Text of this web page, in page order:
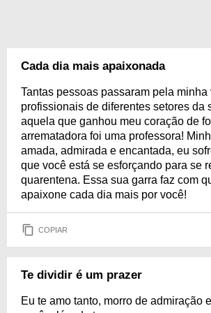
Cada dia mais apaixonada
Tantas pessoas passaram pela minha
profissionais de diferentes setores da
aquela que ganhou meu coração de
arrematadora foi uma professora!
amada, admirada e encantada, eu
que você está se esforçando para se
quarentena. Essa sua garra faz com
apaixone cada dia mais por você!
COPIAR
Te dividir é um prazer
Eu te amo tanto, morro de admiração